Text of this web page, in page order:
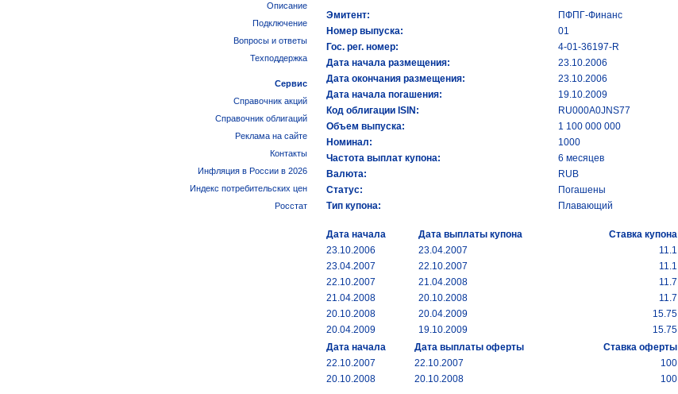
Эмитент:
ПФПГ-Финанс
Номер выпуска:
01
Гос. рег. номер:
4-01-36197-R
Дата начала размещения:
23.10.2006
Дата окончания размещения:
23.10.2006
Дата начала погашения:
19.10.2009
Код облигации ISIN:
RU000A0JNS77
Объем выпуска:
1 100 000 000
Номинал:
1000
Частота выплат купона:
6 месяцев
Валюта:
RUB
Статус:
Погашены
Тип купона:
Плавающий
Дата начала Дата выплаты купона
Ставка купона
23.10.2006
23.04.2007
11.1
23.04.2007
22.10.2007
11.1
22.10.2007
21.04.2008
11.7
21.04.2008
20.10.2008
11.7
20.10.2008
20.04.2009
15.75
20.04.2009
19.10.2009
15.75
Дата начала
Дата выплаты оферты
Ставка оферты
22.10.2007
22.10.2007
100
20.10.2008
20.10.2008 100
Описание
Подключение
Вопросы и ответы
Техподдержка
Сервис
Справочник акций
Справочник облигаций
Реклама на сайте
Контакты
Инфляция в России в 2026
Индекс потребительских цен
Росстат